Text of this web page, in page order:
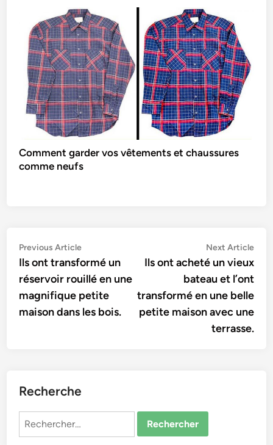
Comment garder vos vêtements et chaussures
comme neufs
Navigation
de
l’article
Previous ArticlePrevious
article:
Ils ont transformé un
réservoir rouillé en une
magnifique petite
maison dans les bois.
Next Article
Ils ont acheté un vieux
bateau et l’ont
transformé en une belle
petite maison avec une
terrasse.
Recherche
Rechercher :